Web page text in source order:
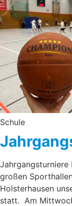
Schule
Jahrgangsturniere
großen
Holsterhausen
statt. Am